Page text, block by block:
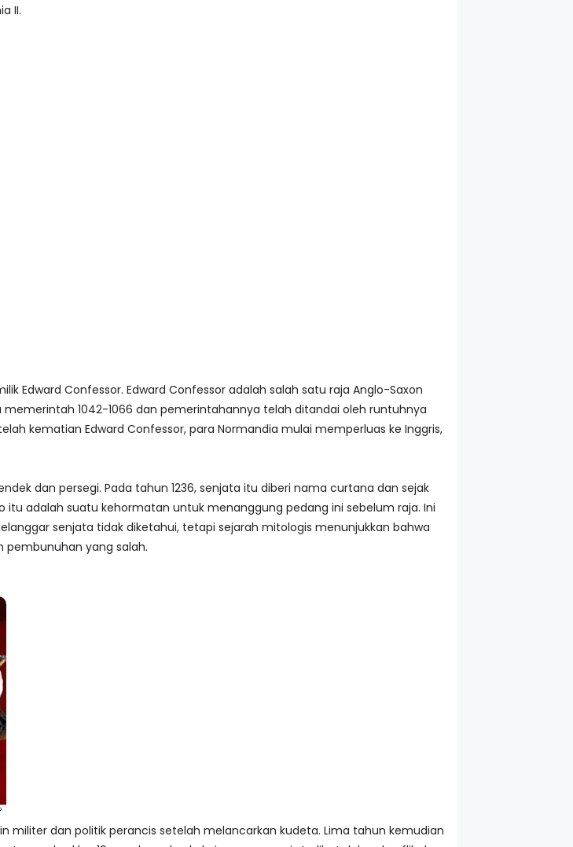
II.
Edward Confessor. Edward Confessor adalah salah satu raja Anglo-Saxon
memerintah 1042-1066 dan pemerintahannya telah ditandai oleh runtuhnya
kematian Edward Confessor, para Normandia mulai memperluas ke Inggris,
dan persegi. Pada tahun 1236, senjata itu diberi nama curtana dan sejak
itu adalah suatu kehormatan untuk menanggung pedang ini sebelum raja. Ini
senjata tidak diketahui, tetapi sejarah mitologis menunjukkan bahwa
yang salah.
militer dan politik perancis setelah melancarkan kudeta. Lima tahun kemudian